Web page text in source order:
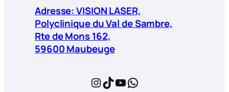
Adresse: VISION LASER,
Polyclinique du Val de Sambre,
Rte de Mons 162,
59600 Maubeuge
InstagramTikTok YouTube WhatsApp